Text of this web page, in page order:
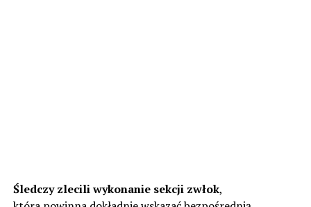
Śledczy zlecili wykonanie sekcji zwłok,